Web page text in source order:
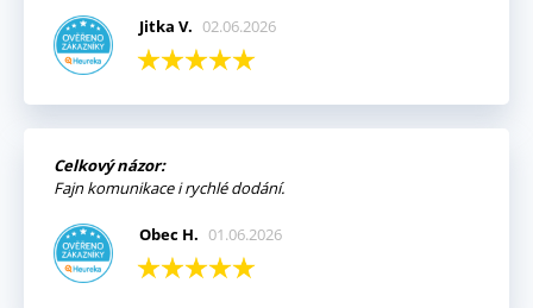
Jitka V. 02.06.2026
Celkový názor:
Fajn komunikace i rychlé dodání.
Obec H. 01.06.2026